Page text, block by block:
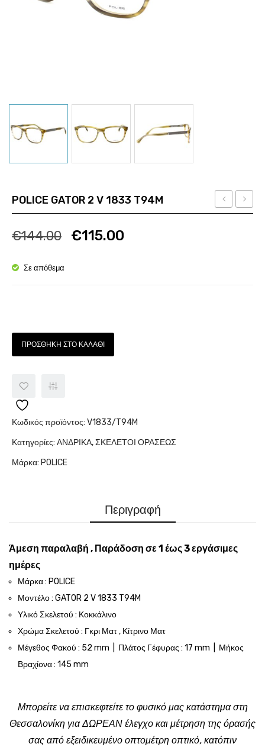
GATORVO
POLICE GATOR 2 V 1833 T94M
€144.00 Ποσότητα
€115.00
Σε απόθεμα
ΠΡΟΣΘΉΚΗ ΣΤΟ ΚΑΛΆΘΙ
Κωδικός προϊόντος: V1833/T94M
Κατηγορίες: ΑΝΔΡΙΚΑ,ΣΚΕΛΕΤΟΙ ΟΡΑΣΕΩΣ
Μάρκα: POLICE
Περιγραφή
Άμεση παραλαβή , Παράδοση σε 1 έως 3 εργάσιμες
ημέρες
Μάρκα : POLICE
Μοντέλο : GATOR 2 V 1833 T94M
Υλικό Σκελετού : Κοκκάλινο
Χρώμα Σκελετού : Γκρι Ματ , Κίτρινο Ματ
Μέγεθος Φακού : 52 mm | Πλάτος Γέφυρας : 17 mm | Μήκος
Βραχίονα : 145 mm
Μπορείτε να επισκεφτείτε το φυσικό μας κατάστημα στη
Θεσσαλονίκη για ΔΩΡΕΑΝ έλεγχο και μέτρηση της όρασής
σας από εξειδικευμένο οπτομέτρη οπτικό, κατόπιν